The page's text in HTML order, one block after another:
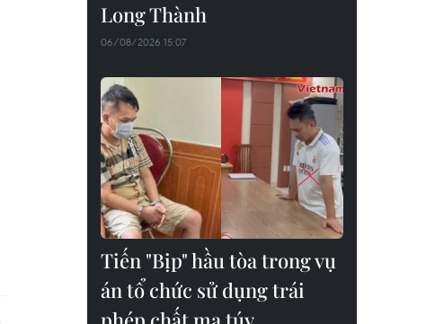
Long Thành
06/08/2026 15:07
Tiến "Bịp" hầu tòa trong vụ
án tổ chức sử dụng trái